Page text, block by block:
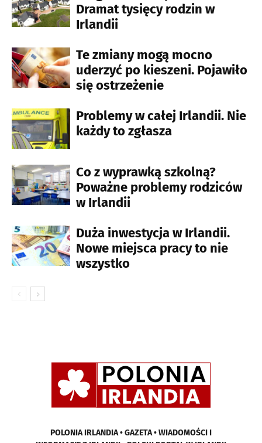
Dramat tysięcy rodzin w
Irlandii
Te zmiany mogą mocno
uderzyć po kieszeni. Pojawiło
się ostrzeżenie
Problemy w całej Irlandii. Nie
każdy to zgłasza
Co z wyprawką szkolną?
Poważne problemy rodziców
w Irlandii
Duża inwestycja w Irlandii.
Nowe miejsca pracy to nie
wszystko
POLONIA IRLANDIA • GAZETA • WIADOMOŚCI I